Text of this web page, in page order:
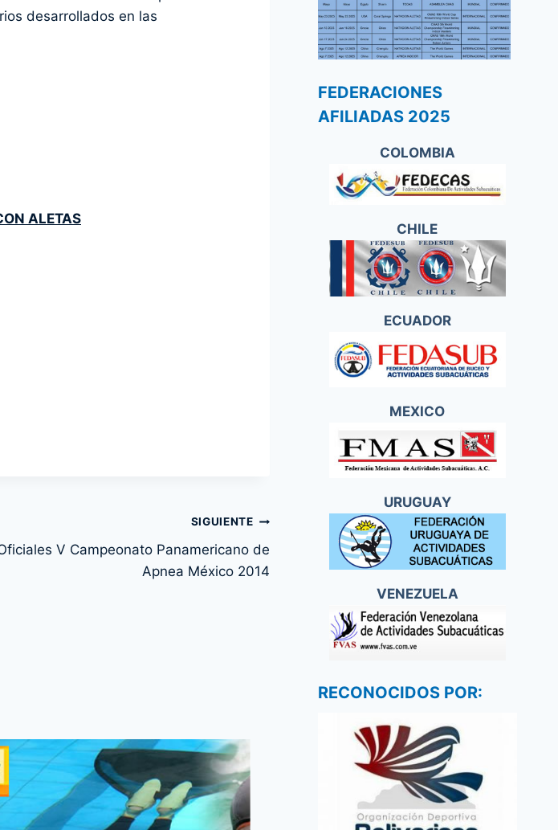
desarrollados en las
ALETAS
SIGUIENTE
V Campeonato Panamericano de
Apnea México 2014
FEDERACIONES
AFILIADAS 2025
COLOMBIA
CHILE
ECUADOR
MEXICO
URUGUAY
VENEZUELA
RECONOCIDOS POR: